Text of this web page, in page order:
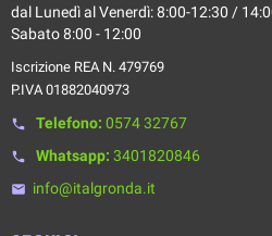
dal Lunedì al Venerdì: 8:00-12:30 /
Sabato 8:00 - 12:00
Iscrizione REA N. 479769
P.IVA 01882040973
phone Telefono: 0574 32767
phone Whatsapp: 3401820846
email info@italgronda.it